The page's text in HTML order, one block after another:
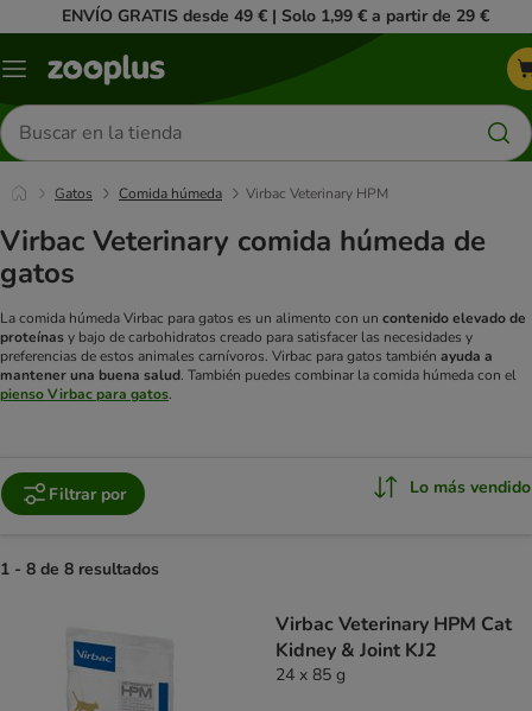
ENVÍO GRATIS desde 49 € | Solo 1,99 € a partir de 29 €
Menú
Buscar
productos
Gatos Comida húmeda Virbac Veterinary HPM
Virbac Veterinary comida húmeda de
gatos
La comida húmeda Virbac para gatos es un alimento con un contenido elevado de
proteínasy bajo de carbohidratos creado para satisfacer las necesidades y
preferencias de estos animales carnívoros. Virbac para gatos también ayuda a
mantener una buena salud. También puedes combinar la comida húmeda con el
pienso Virbac para gatos.
Filtrar por Lo más vendido
1 - 8 de 8 resultados
Virbac Veterinary HPM Cat
Kidney & Joint KJ2
24 x 85 g